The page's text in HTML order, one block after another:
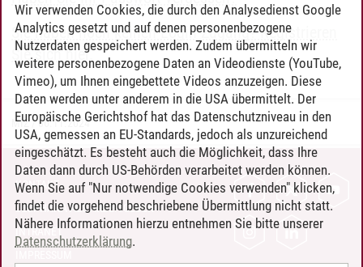
Sie haben noch keinen Login-Zugang? Registrieren
Sie sich hier.
MIZ/06.11.2024
KONTAKT
LEUPHANA ALS ARBEITGEBER
INTRANET
Wir verwenden Cookies, die durch den Analysedienst Google
Analytics gesetzt und auf denen personenbezogene
Nutzerdaten gespeichert werden. Zudem übermitteln wir
weitere personenbezogene Daten an Videodienste (YouTube,
Vimeo), um Ihnen eingebettete Videos anzuzeigen. Diese
Daten werden unter anderem in die USA übermittelt. Der
Europäische Gerichtshof hat das Datenschutzniveau in den
USA, gemessen an EU-Standards, jedoch als unzureichend
eingeschätzt. Es besteht auch die Möglichkeit, dass Ihre
Daten dann durch US-Behörden verarbeitet werden können.
Wenn Sie auf "Nur notwendige Cookies verwenden" klicken,
findet die vorgehend beschriebene Übermittlung nicht statt.
Nähere Informationen hierzu entnehmen Sie bitte unserer
Datenschutzerklärung.